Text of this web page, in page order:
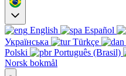
English Español
Українська
Türkçe
Polski
Português (Brasil)
Norsk bokmål